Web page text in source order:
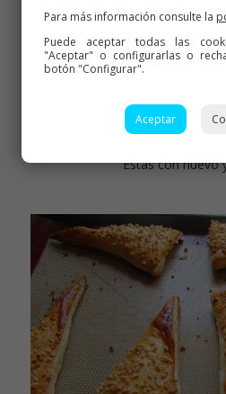
Éstas con huevo
Para más información consulte la
Puede aceptar todas las
"Aceptar" o configurarlas o
botón "Configurar".
Aceptar